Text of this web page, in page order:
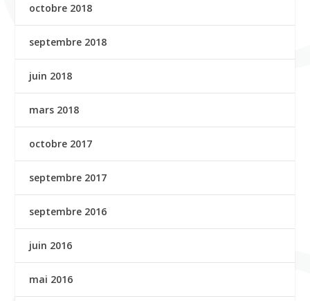
octobre 2018
septembre 2018
juin 2018
mars 2018
octobre 2017
septembre 2017
septembre 2016
juin 2016
mai 2016